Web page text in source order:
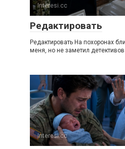
Interesi.cc
Редактировать
Редактировать На похоронах
меня, но не заметил
Interesi.cc